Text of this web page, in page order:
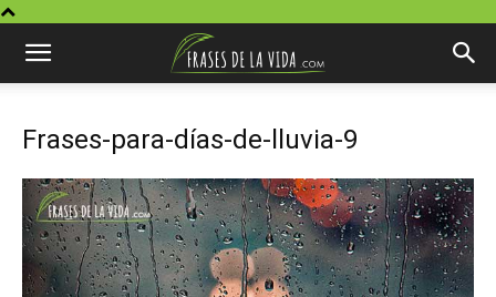
Frases-para-días-de-lluvia-9